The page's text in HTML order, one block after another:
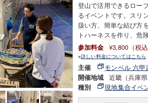
登山で活用できるロー
るイベントです。スリ
扱い方、簡単な結び方
トハーネスを作り、危
参加料金 ¥3,800（税込
※詳しい料金についてはこちら
主催 モンベル 六甲
開催地域 近畿（兵庫県
種別 現地集合イベ